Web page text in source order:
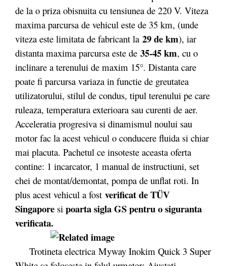
de la o priza obisnuita cu tensiunea de 220 V. Viteza
maxima parcursa de vehicul este de 35 km, (unde
viteza este limitata de fabricant la 29 de km), iar
distanta maxima parcursa este de 35-45 km, cu o
inclinare a terenului de maxim 15°. Distanta care
poate fi parcursa variaza in functie de greutatea
utilizatorului, stilul de condus, tipul terenului pe care
ruleaza, temperatura exterioara sau curenti de aer.
Acceleratia progresiva si dinamismul noului sau
motor fac la acest vehicul o conducere fluida si chiar
mai placuta. Pachetul ce insoteste aceasta oferta
contine: 1 incarcator, 1 manual de instructiuni, set
chei de montat/demontat, pompa de unflat roti. In
plus acest vehicul a fost verificat de TÜV
Singapore si poarta sigla GS pentru o siguranta
verificata.
Trotineta electrica Myway Inokim Quick 3 Super